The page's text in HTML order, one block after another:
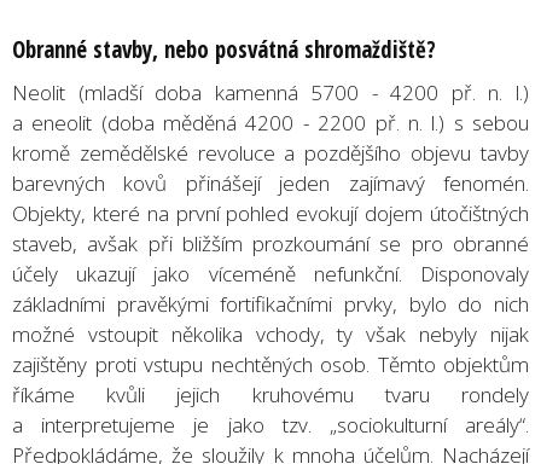
Obranné stavby, nebo posvátná shromaždiště?
Neolit (mladší doba kamenná 5700 - 4200 př. n. l.)
a eneolit (doba měděná 4200 - 2200 př. n. l.) s sebou
kromě zemědělské revoluce a pozdějšího objevu tavby
barevných kovů přinášejí jeden zajímavý fenomén.
Objekty, které na první pohled evokují dojem útočištných
staveb, avšak při bližším prozkoumání se pro obranné
účely ukazují jako víceméně nefunkční. Disponovaly
základními pravěkými fortifikačními prvky, bylo do nich
možné vstoupit několika vchody, ty však nebyly nijak
zajištěny proti vstupu nechtěných osob. Těmto objektům
říkáme kvůli jejich kruhovému tvaru rondely
a interpretujeme je jako tzv. „sociokulturní areály“.
Předpokládáme, že sloužily k mnoha účelům. Nacházejí